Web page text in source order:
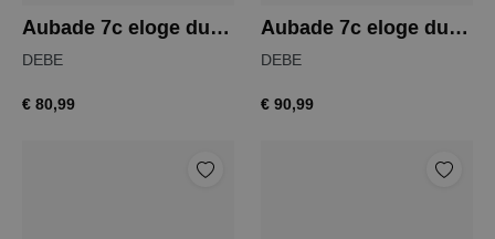
Aubade 7c eloge du desir string
DEBE
€ 80,99
Aubade 7c eloge du desir slip
DEBE
€ 90,99